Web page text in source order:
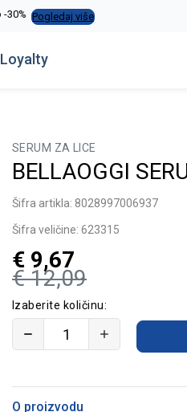
La Plage peškiri do -30% Pogledaj više
Loyalty
SERUM ZA LICE
BELLAOGGI
Šifra artikla: 8028997006937
Šifra veličine: 623315
€ 12,09
€ 9,67
Izaberite količinu:
O proizvodu